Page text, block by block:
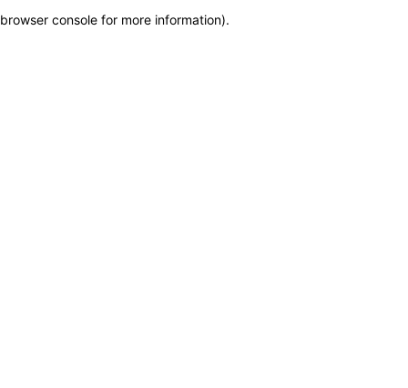
browser console for more information).